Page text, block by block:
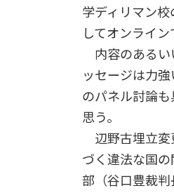
学ディリマン
してオンライン
内容のあるい
ッセージは力
のパネル討論
思う。
辺野古埋立変
づく違法な国
部（谷口豊裁